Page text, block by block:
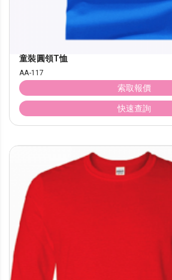
童裝圓領T恤
AA-117
索取報價
快速查詢